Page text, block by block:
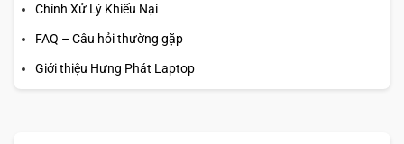
Chính Xử Lý Khiếu Nại
FAQ – Câu hỏi thường gặp
Giới thiệu Hưng Phát Laptop